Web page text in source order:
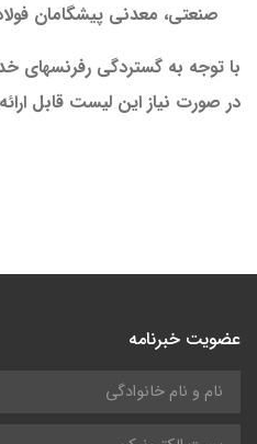
صنعتی، معدنی پیشگامان
با توجه به گستردگی رفرنسهای
در صورت نياز اين ليست قابل
عضویت خبرنامه